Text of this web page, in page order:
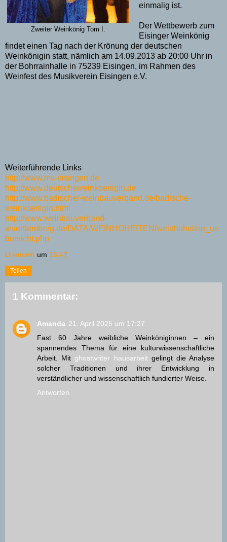
Zweiter Weinkönig Tom I.
einmalig ist.
Der Wettbewerb zum
Eisinger Weinkönig
findet einen Tag nach der Krönung der deutschen
Weinkönigin statt, nämlich am 14.09.2013 ab 20:00 Uhr in
der Bohrrainhalle in 75239 Eisingen, im Rahmen des
Weinfest des Musikverein Eisingen e.V.
Weiterführende Links
http://www.mv-eisingen.de
http://www.deutscheweinkoenigin.de
http://www.badischer-weinbauverband.de/badische-
weinkoenigin.html
http://www.weinbauverband-
wuerttemberg.de/DATA/WEINHOHEITEN/weinhoheiten_ue
bersicht.php
Unknown um 16:47
Teilen
1 Kommentar:
Amanda 21. April 2025 um 17:27
Fast 60 Jahre weibliche Weinköniginnen – ein
spannendes Thema für eine kulturwissenschaftliche
Arbeit. Mit ghostwriter hausarbeitgelingt die Analyse
solcher Traditionen und ihrer Entwicklung in
verständlicher und wissenschaftlich fundierter Weise.
Antworten